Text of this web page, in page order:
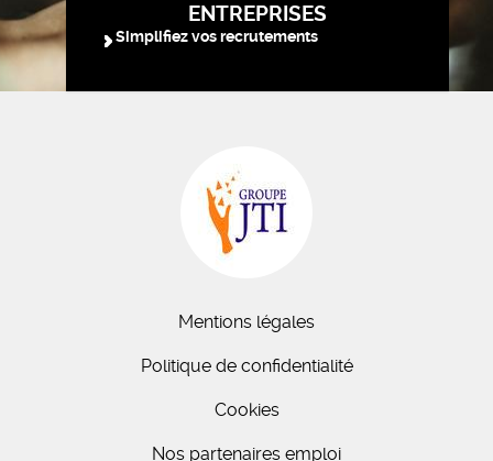
ENTREPRISES
Simplifiez vos recrutements
Mentions légales
Politique de confidentialité
Cookies
Nos partenaires emploi